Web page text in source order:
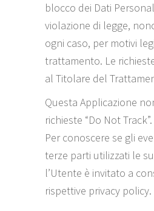
blocco dei Dati
violazione di legge,
ogni caso, per motivi
trattamento. Le
al Titolare del
Questa Applicazione
richieste “Do Not Track”.
Per conoscere se gli
terze parti utilizzati le
l’Utente è invitato a
rispettive privacy policy.